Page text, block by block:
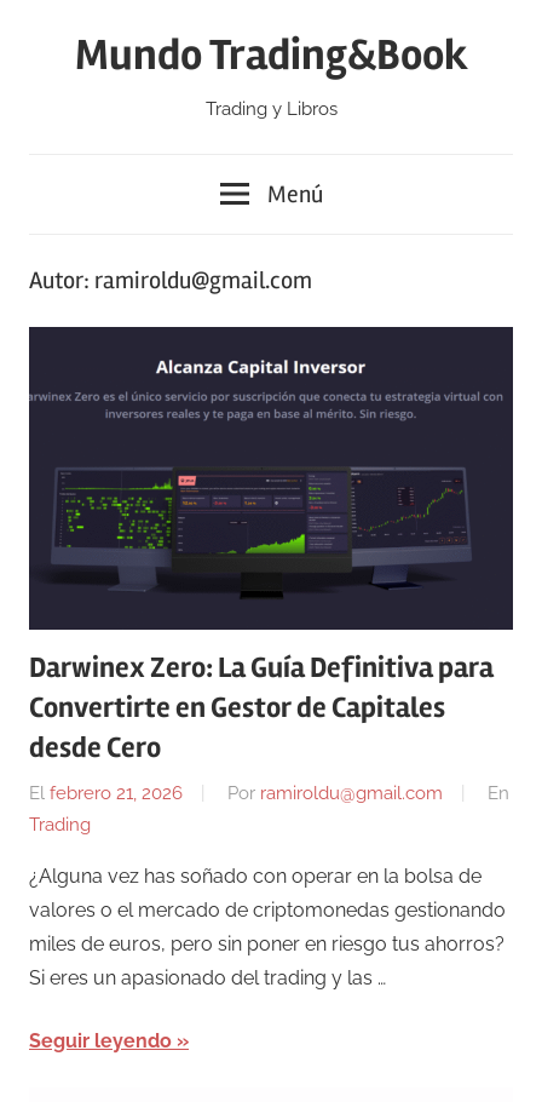
Mundo Trading&Book
Trading y Libros
Menú
Autor: ramiroldu@gmail.com
Darwinex Zero: La Guía Definitiva para
Convertirte en Gestor de Capitales
desde Cero
El febrero 21, 2026 Por ramiroldu@gmail.com
En
Trading
¿Alguna vez has soñado con operar en la bolsa de
valores o el mercado de criptomonedas gestionando
miles de euros, pero sin poner en riesgo tus ahorros?
Si eres un apasionado del trading y las …
Seguir leyendo